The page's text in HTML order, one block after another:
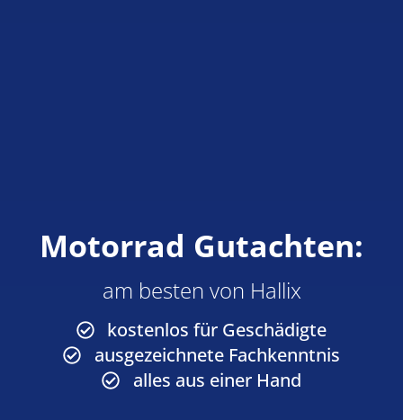
Motorrad Gutachten:
am besten von Hallix
kostenlos für Geschädigte
ausgezeichnete Fachkenntnis
alles aus einer Hand